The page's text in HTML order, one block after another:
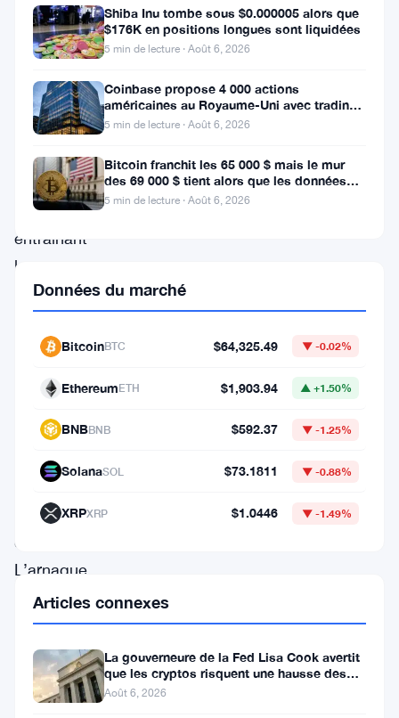
ont
été
par
une
arnaque
d’hameçonnage
sophistiquée,
entraînant
la
perte
plus
millions
dollars
cryptomonnaie.
L’arnaque
été
perpétrée
via
des
Shiba Inu tombe sous $0.000005 alors que
$176K en positions longues sont liquidées
5 min de lecture · Août 6, 2026
Coinbase propose 4 000 actions
américaines au Royaume-Uni avec trading
24/5 sans commission
5 min de lecture · Août 6, 2026
Bitcoin franchit les 65 000 $ mais le mur
des 69 000 $ tient alors que les données
sur l’emploi se profilent
5 min de lecture · Août 6, 2026
Données du marché
BitcoinBTC $64,325.49 ▼ -0.02%
EthereumETH $1,903.94 ▲ +1.50%
BNBBNB $592.37 ▼ -1.25%
SolanaSOL $73.1811 ▼ -0.88%
XRPXRP $1.0446 ▼ -1.49%
Articles connexes
La gouverneure de la Fed Lisa Cook avertit
que les cryptos risquent une hausse des
taux
Août 6, 2026